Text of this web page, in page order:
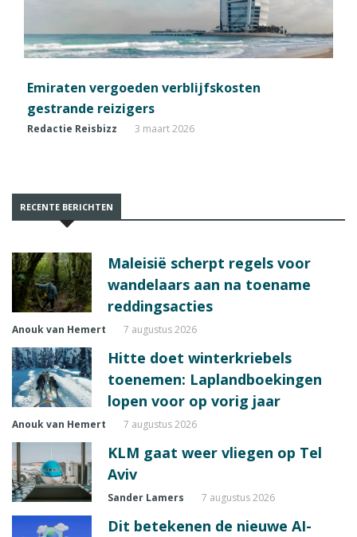
Emiraten vergoeden verblijfskosten
gestrande reizigers
Redactie Reisbizz 3 maart 2026
RECENTE BERICHTEN
Maleisië scherpt regels voor
wandelaars aan na toename
reddingsacties
Anouk van Hemert 7 augustus 2026
Hitte doet winterkriebels
toenemen: Laplandboekingen
lopen voor op vorig jaar
Anouk van Hemert 7 augustus 2026
KLM gaat weer vliegen op Tel
Aviv
Sander Lamers 7 augustus 2026
Dit betekenen de nieuwe AI-